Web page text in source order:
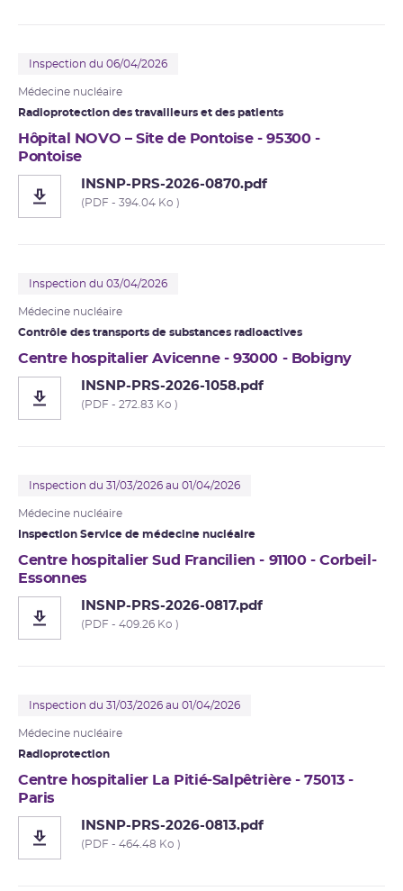
Inspection du 06/04/2026
Médecine nucléaire
Radioprotection des travailleurs et des patients
Hôpital NOVO – Site de Pontoise - 95300 -
Pontoise
INSNP-PRS-2026-0870.pdf
(PDF - 394.04 Ko )
Inspection du 03/04/2026
Médecine nucléaire
Contrôle des transports de substances radioactives
Centre hospitalier Avicenne - 93000 - Bobigny
INSNP-PRS-2026-1058.pdf
(PDF - 272.83 Ko )
Inspection du 31/03/2026 au 01/04/2026
Médecine nucléaire
Inspection Service de médecine nucléaire
Centre hospitalier Sud Francilien - 91100 - Corbeil-
Essonnes
INSNP-PRS-2026-0817.pdf
(PDF - 409.26 Ko )
Inspection du 31/03/2026 au 01/04/2026
Médecine nucléaire
Radioprotection
Centre hospitalier La Pitié-Salpêtrière - 75013 -
Paris
INSNP-PRS-2026-0813.pdf
(PDF - 464.48 Ko )